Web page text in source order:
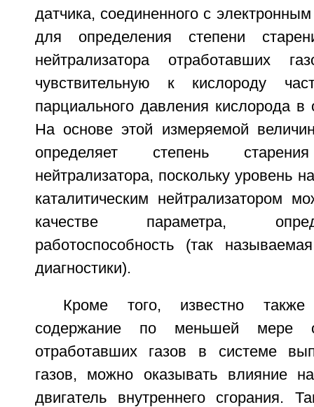
датчика, соединенного с
для определения степени
нейтрализатора отработавших
чувствительную к кислороду
парциального давления кислорода в
На основе этой измеряемой
определяет степень старения
нейтрализатора, поскольку уровень
каталитическим нейтрализатором
качестве параметра,
работоспособность (так
диагностики).
Кроме того, известно также
содержание по меньшей мере
отработавших газов в системе
газов, можно оказывать влияние
двигатель внутреннего сгорания.